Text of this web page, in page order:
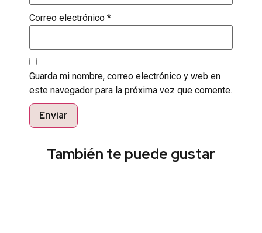
Correo electrónico *
Guarda mi nombre, correo electrónico y web en
este navegador para la próxima vez que comente.
También te puede gustar